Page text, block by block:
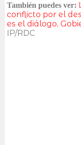
También puedes ver:
conflicto por el
es el diálogo,
IP/RDC